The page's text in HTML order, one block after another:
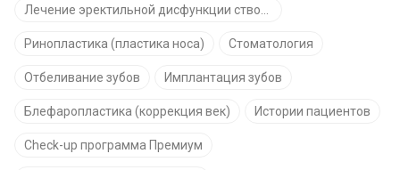
Ринопластика (пластика носа) Стоматология
Отбеливание зубов Имплантация зубов
Блефаропластика (коррекция век) Истории пациентов
Check-up программа Премиум